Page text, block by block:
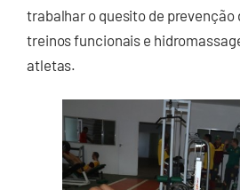
trabalhar o quesito de prevenção
treinos funcionais e
atletas.